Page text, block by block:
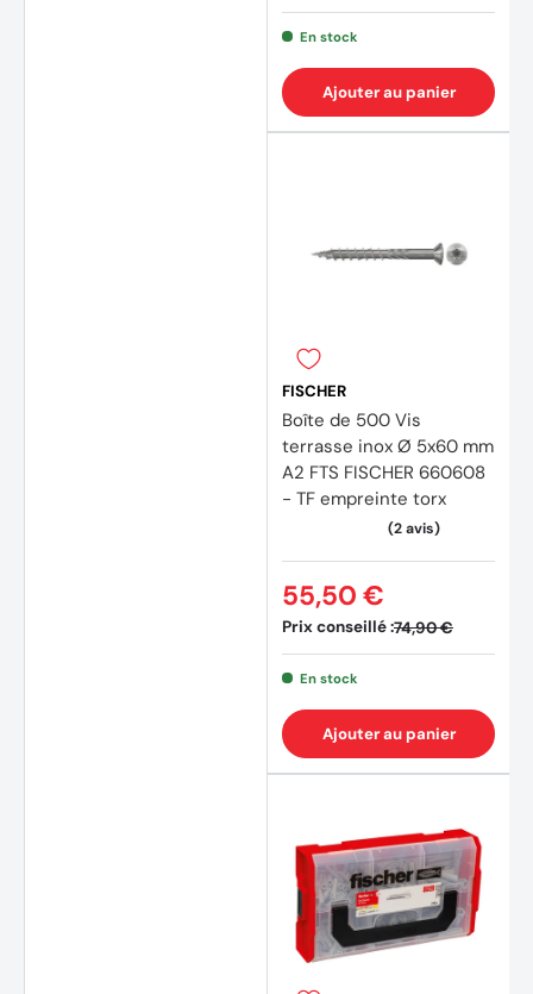
En stock
Ajouter au panier
FISCHER
Boîte de 500 Vis
terrasse inox Ø 5x60 mm
A2 FTS FISCHER 660608
- TF empreinte torx
Prix conseillé :74,90 €
55,50 €
En stock
Ajouter au panier